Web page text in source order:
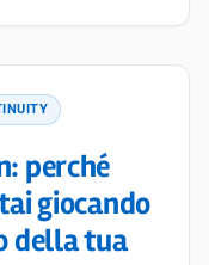
perché
giocando
della tua